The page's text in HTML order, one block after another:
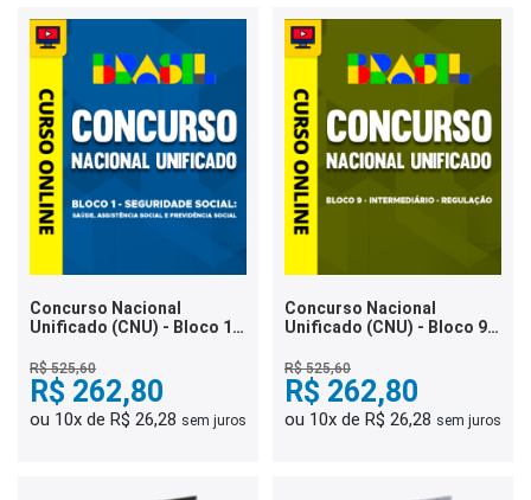
Concurso Nacional
Unificado (CNU) - Bloco 1 -
Assistência Social e
Previdência Social
R$ 525,60
R$ 262,80
ou 10x de R$ 26,28 sem juros
Concurso Nacional
Unificado (CNU) - Bloco 9 -
R$ 525,60
R$ 262,80
ou 10x de R$ 26,28 sem juros